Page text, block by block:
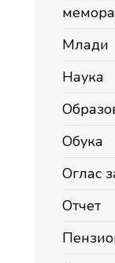
Млади
Наука
Обука
Оглас
Отчет